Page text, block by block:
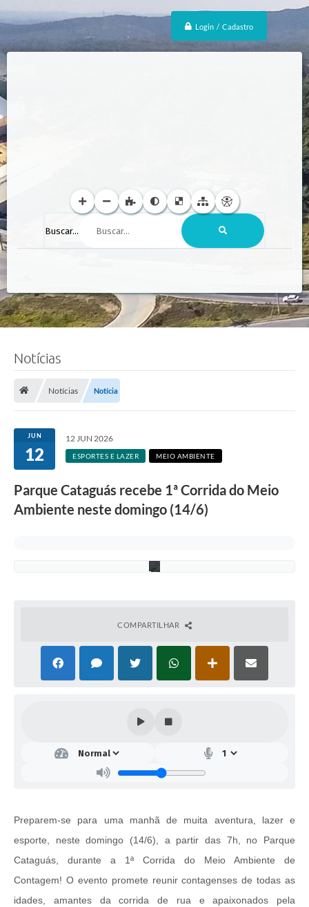
Login / Cadastro
Buscar...
Notícias
Notícias Notícia
JUN
12
12 JUN 2026
ESPORTES E LAZER MEIO AMBIENTE
Parque Cataguás recebe 1ª Corrida do Meio
Ambiente neste domingo (14/6)
d
i
a
COMPARTILHAR
Preparem-se para uma manhã de muita aventura, lazer e
esporte, neste domingo (14/6), a partir das 7h, no Parque
Cataguás, durante a 1ª Corrida do Meio Ambiente de
Contagem! O evento promete reunir contagenses de todas as
idades, amantes da corrida de rua e apaixonados pela